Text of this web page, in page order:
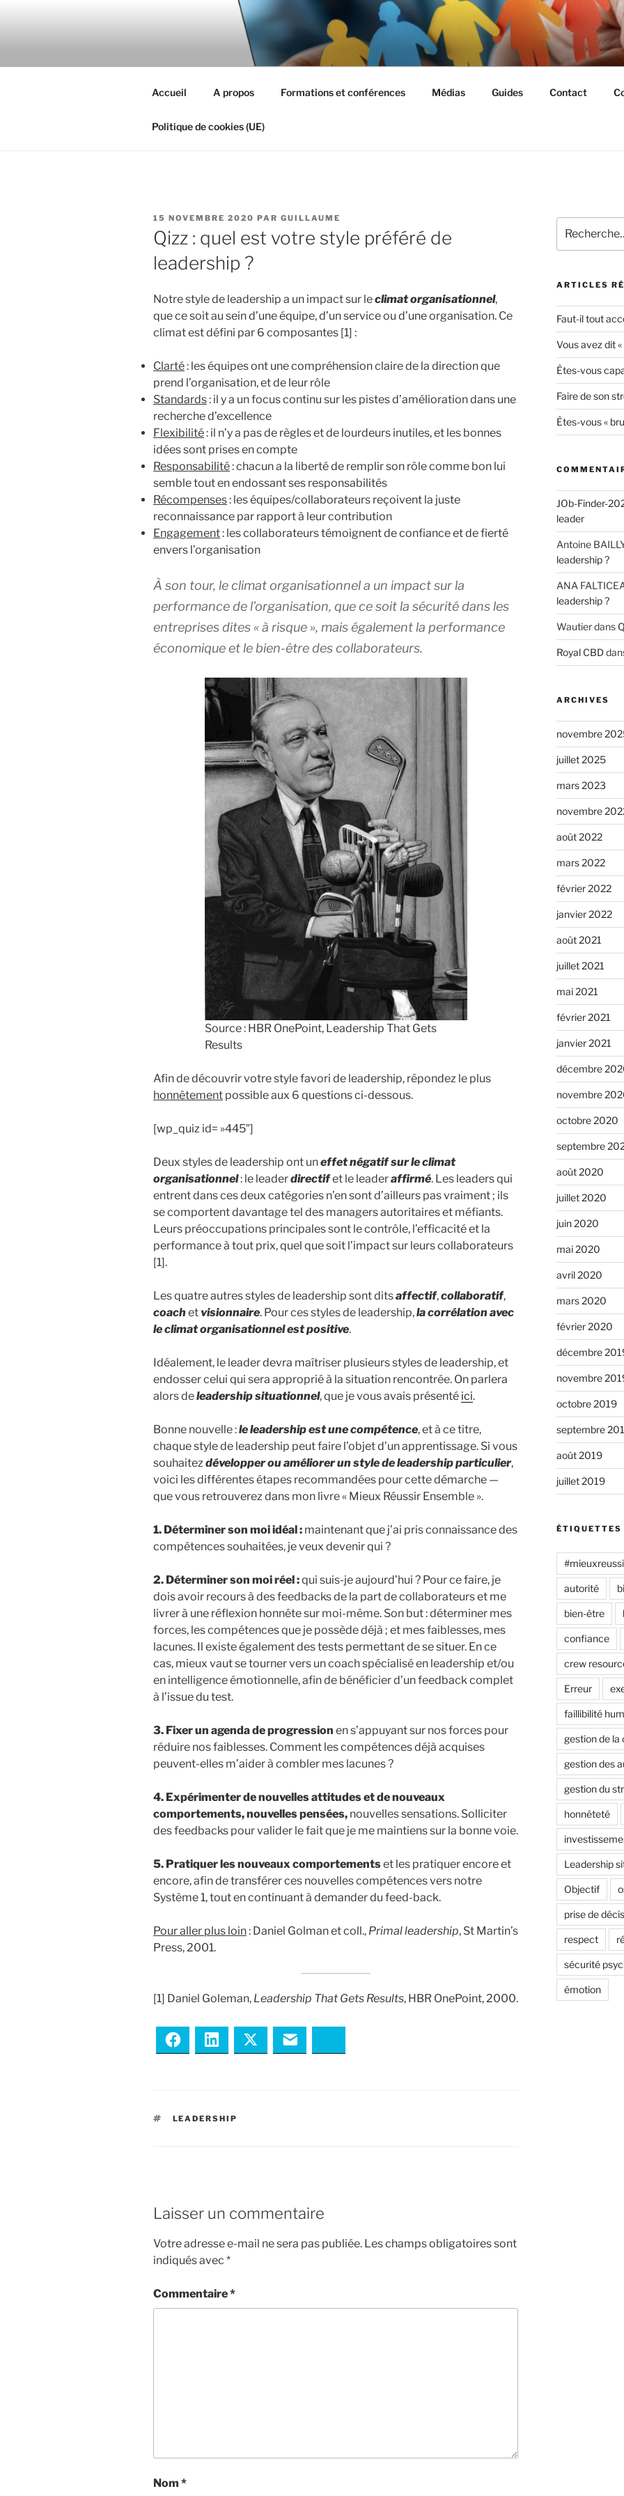
MIEUX RÉUSSIR ENSEMBLE
#MieuxRéussirEnsemble
Accueil A propos Formations et conférences Médias Guides Contact
Politique de cookies (UE)
PUBLIÉ
LE
15 NOVEMBRE 2020 PAR GUILLAUME
Qizz : quel est votre style préféré de
leadership ?
Notre style de leadership a un impact sur leclimat organisationnel,
que ce soit au sein d’une équipe, d’un service ou d’une organisation. Ce
climat est défini par 6 composantes [1] :
Clarté: les équipes ont une compréhension claire de la direction que
prend l’organisation, et de leur rôle
Standards: il y a un focus continu sur les pistes d’amélioration dans une
recherche d’excellence
Flexibilité: il n’y a pas de règles et de lourdeurs inutiles, et les bonnes
idées sont prises en compte
Responsabilité: chacun a la liberté de remplir son rôle comme bon lui
semble tout en endossant ses responsabilités
Récompenses: les équipes/collaborateurs reçoivent la juste
reconnaissance par rapport à leur contribution
Engagement: les collaborateurs témoignent de confiance et de fierté
envers l’organisation
À son tour, le climat organisationnel a un impact sur la
performance de l’organisation, que ce soit la sécurité dans les
entreprises dites « à risque », mais également la performance
économique et le bien-être des collaborateurs.
Source : HBR OnePoint, Leadership That Gets
Results
Afin de découvrir votre style favori de leadership, répondez le plus
honnêtement possible aux 6 questions ci-dessous.
[wp_quiz id= »445″]
Deux styles de leadership ont uneffet négatif sur le climat
organisationnel: le leaderdirectifet le leaderaffirmé. Les leaders qui
entrent dans ces deux catégories n’en sont d’ailleurs pas vraiment ; ils
se comportent davantage tel des managers autoritaires et méfiants.
Leurs préoccupations principales sont le contrôle, l’efficacité et la
performance à tout prix, quel que soit l’impact sur leurs collaborateurs
[1].
Les quatre autres styles de leadership sont ditsaffectif,collaboratif,
coachet visionnaire. Pour ces styles de leadership,la corrélation avec
le climat organisationnel est positive.
Idéalement, le leader devra maîtriser plusieurs styles de leadership, et
endosser celui qui sera approprié à la situation rencontrée. On parlera
alors deleadership situationnel, que je vous avais présenté ici.
Bonne nouvelle :le leadership est une compétence, et à ce titre,
chaque style de leadership peut faire l’objet d’un apprentissage. Si vous
souhaitezdévelopper ou améliorer un style de leadership particulier,
voici les différentes étapes recommandées pour cette démarche —
que vous retrouverez dans mon livre « Mieux Réussir Ensemble ».
1. Déterminer son moi idéal : maintenant que j’ai pris connaissance des
compétences souhaitées, je veux devenir qui ?
2. Déterminer son moi réel :qui suis-je aujourd’hui ? Pour ce faire, je
dois avoir recours à des feedbacks de la part de collaborateurs et me
livrer à une réflexion honnête sur moi-même. Son but : déterminer mes
forces, les compétences que je possède déjà ; et mes faiblesses, mes
lacunes. Il existe également des tests permettant de se situer. En ce
cas, mieux vaut se tourner vers un coach spécialisé en leadership et/ou
en intelligence émotionnelle, afin de bénéficier d’un feedback complet
à l’issue du test.
3. Fixer un agenda de progression en s’appuyant sur nos forces pour
réduire nos faiblesses. Comment les compétences déjà acquises
peuvent-elles m’aider à combler mes lacunes ?
4. Expérimenter de nouvelles attitudes et de nouveaux
comportements, nouvelles pensées, nouvelles sensations. Solliciter
des feedbacks pour valider le fait que je me maintiens sur la bonne voie.
5. Pratiquer les nouveaux comportementset les pratiquer encore et
encore, afin de transférer ces nouvelles compétences vers notre
Système 1, tout en continuant à demander du feed-back.
Pour aller plus loin: Daniel Golman et coll., Primal leadership, St Martin’s
Press, 2001.
[1] Daniel Goleman, Leadership That Gets Results, HBR OnePoint, 2000.
Facebook LinkedIn Twitter
ÉTIQUETTES
LEADERSHIP
Laisser un commentaire
Votre adresse e-mail ne sera pas publiée. Les champs obligatoires sont
indiqués avec *
Commentaire*
Nom *
pour
:
ARTICLES
Faut-il tout
Vous avez dit
Êtes-vous
Faire de son
Êtes-vous «
JOb-Finder-
leader
Antoine
leadership ?
ANA
leadership ?
Wautierdans
Royal CBD
ARCHIVES
novembre
juillet 2025
mars 2023
novembre
août 2022
mars 2022
février 2022
janvier 2022
août 2021
juillet 2021
mai 2021
février 2021
janvier 2021
décembre
novembre
octobre 2020
septembre
août 2020
juillet 2020
juin 2020
mai 2020
avril 2020
mars 2020
février 2020
décembre
novembre
octobre 2019
septembre
août 2019
juillet 2019
ÉTIQUETTES
autorité
bien-être
confiance
crew
Erreur
faillibilité
gestion de la
gestion des
gestion du
honnêteté
Leadership
Objectif
prise de
respect
sécurité
émotion